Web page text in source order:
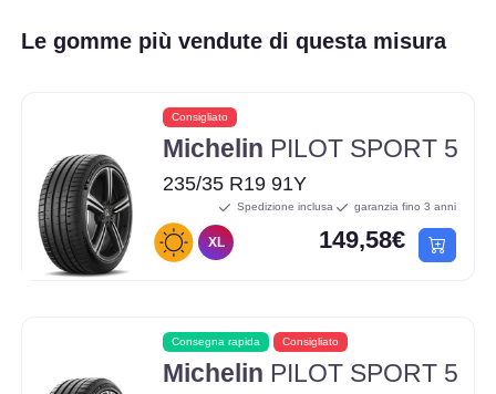
Le gomme più vendute di questa misura
Consigliato
Michelin PILOT SPORT 5
235/35 R19 91Y
XL
Spedizione inclusa garanzia fino 3 anni
149,58€
Consegna rapida Consigliato
Michelin PILOT SPORT 5